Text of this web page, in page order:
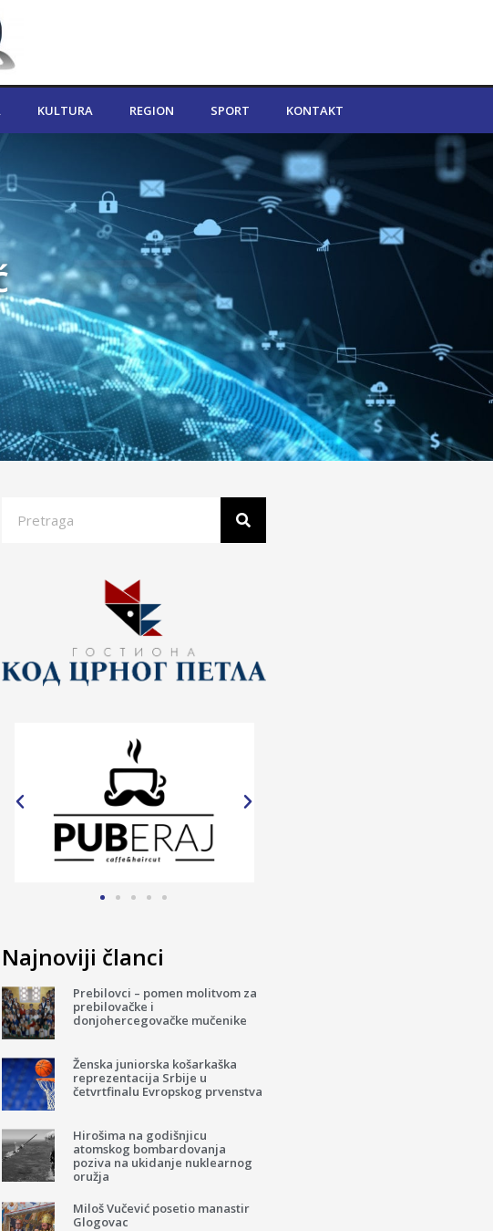
KULTURA REGION SPORT KONTAKT
Najnoviji članci
Prebilovci – pomen molitvom za
prebilovačke i
donjohercegovačke mučenike
Ženska juniorska košarkaška
reprezentacija Srbije u
četvrtfinalu Evropskog prvenstva
Hirošima na godišnjicu
atomskog bombardovanja
poziva na ukidanje nuklearnog
oružja
Miloš Vučević posetio manastir
Glogovac